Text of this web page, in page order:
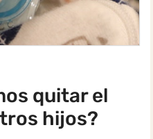
quitar el
hijos?